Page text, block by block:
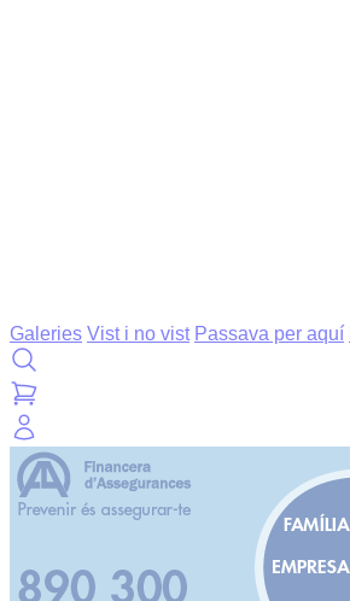
Galeries Vist i no vist Passava per aquí